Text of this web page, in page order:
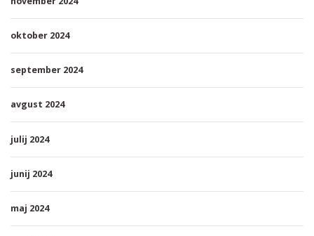
oktober 2024
september 2024
avgust 2024
julij 2024
junij 2024
maj 2024